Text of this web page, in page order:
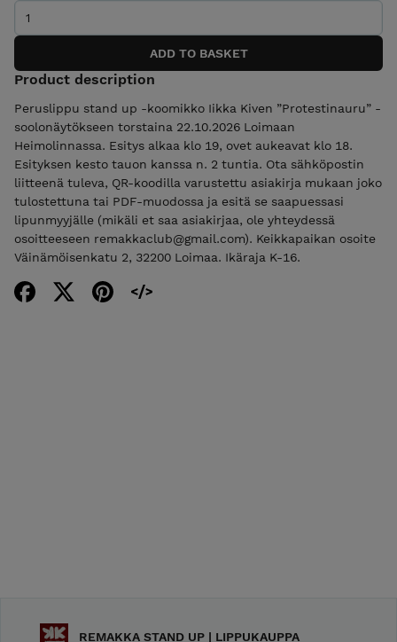
Product description
Peruslippu stand up -koomikko Iikka Kiven ”Protestinauru” -
soolonäytökseen torstaina 22.10.2026 Loimaan
Heimolinnassa. Esitys alkaa klo 19, ovet aukeavat klo 18.
Esityksen kesto tauon kanssa n. 2 tuntia. Ota sähköpostin
liitteenä tuleva, QR-koodilla varustettu asiakirja mukaan joko
tulostettuna tai PDF-muodossa ja esitä se saapuessasi
lipunmyyjälle (mikäli et saa asiakirjaa, ole yhteydessä
osoitteeseen remakkaclub@gmail.com). Keikkapaikan osoite
Väinämöisenkatu 2, 32200 Loimaa. Ikäraja K-16.
REMAKKA STAND UP | LIPPUKAUPPA